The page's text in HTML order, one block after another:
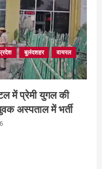
बुलंदशहर
वायरल
में प्रेमी युगल की
अस्पताल में भर्ती